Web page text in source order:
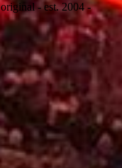
- est. 2004 -